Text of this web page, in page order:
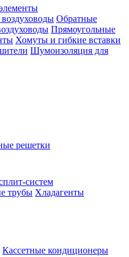
Обратные
Прямоугольные
Хомуты и гибкие вставки
Шумоизоляция для
решетки
систем
трубы Хладагенты
Кассетные кондиционеры